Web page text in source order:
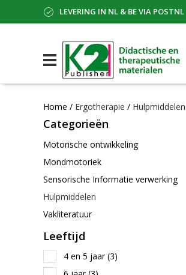
LEVERING IN NL & BE VIA POSTNL
Home / Ergotherapie / Hulpmiddelen
Categorieën
Motorische ontwikkeling
Mondmotoriek
Sensorische Informatie verwerking
Hulpmiddelen
Vakliteratuur
Leeftijd
4 en 5 jaar(3)